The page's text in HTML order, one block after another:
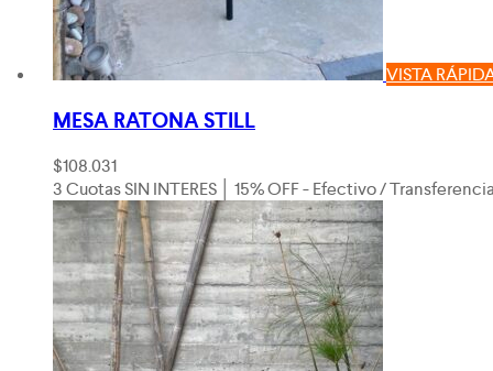
VISTA
MESA RATONA STILL
$108.031
3 Cuotas SIN INTERES │ 15% OFF - Efectivo /